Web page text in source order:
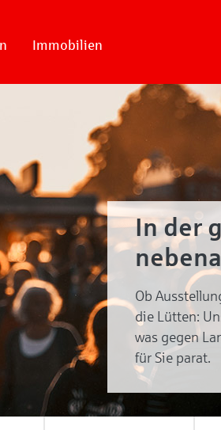
Immobilien
In der
Ob
die Lütten:
was gegen
für Sie parat.